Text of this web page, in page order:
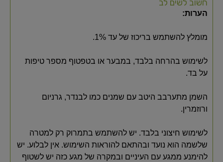
חשוב לשים לב
הערות:
מומלץ להשתמש בריכוז של עד 1%.
לשימוש בהרחה בלבד, במבער או בטפטוף מספר טיפות
על בד.
השמן מתערבב היטב עם שמנים כמו לבנדר, גרניום
ורוזמרין.
לשימוש חיצוני בלבד. יש להשתמש בתמרוק רק למטרה
שלשמה הוא נועד ובהתאם להוראות השימוש. אין לבלוע. יש
להימנע ממגע עם העיניים ובמקרה של מגע כזה יש לשטוף